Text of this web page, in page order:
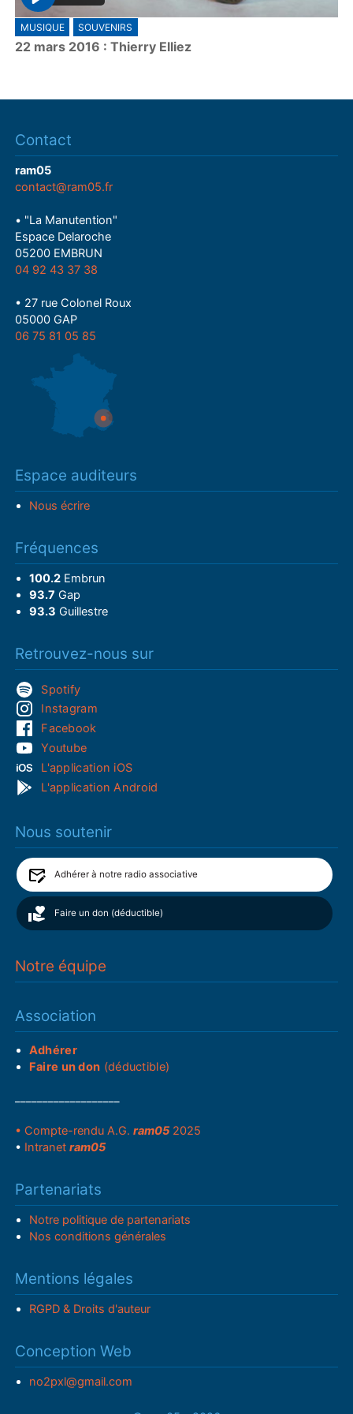
P
l
a
MUSIQUE SOUVENIRS
22 mars 2016 : Thierry Elliez
Contact
ram05
contact@ram05.fr
• "La Manutention"
Espace Delaroche
05200 EMBRUN
04 92 43 37 38
• 27 rue Colonel Roux
05000 GAP
06 75 81 05 85
Espace auditeurs
Nous écrire
Fréquences
100.2Embrun
93.7 Gap
93.3 Guillestre
Retrouvez-nous sur
Spotify
Instagram
Facebook
Youtube
L'application iOS
L'application Android
Nous soutenir
Adhérer à notre radio associative
Faire un don (déductible)
Notre équipe
Association
Adhérer
Faire un don (déductible)
• Compte-rendu A.G.ram05 2025
• Intranetram05
Partenariats
Notre politique de partenariats
Nos conditions générales
Mentions légales
RGPD & Droits d'auteur
Conception Web
no2pxl@gmail.com